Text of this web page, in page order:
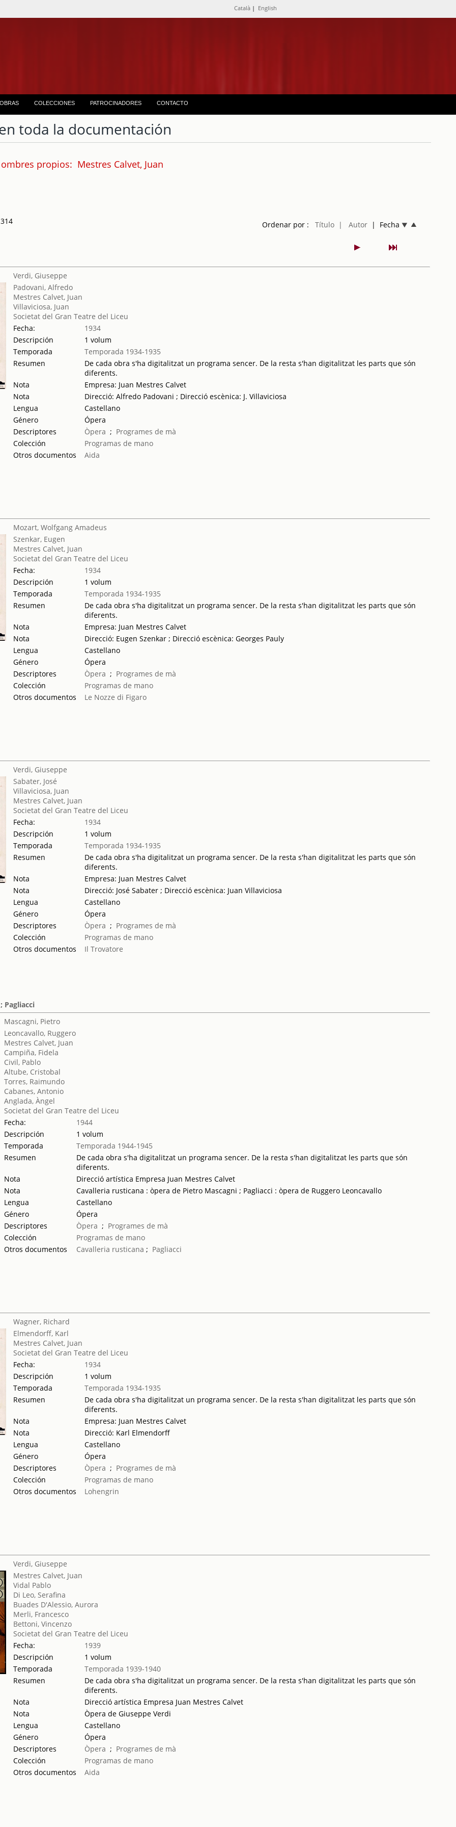
Català | English
OBRAS COLECCIONES PATROCINADORES CONTACTO
toda la documentación
propios: Mestres Calvet, Juan
Ordenar por : Título | Autor| Fecha
Verdi, Giuseppe
Padovani, Alfredo
Mestres Calvet, Juan
Villaviciosa, Juan
Societat del Gran Teatre del Liceu
Fecha:
1934
Descripción
1 volum
Temporada
Temporada 1934-1935
Resumen
De cada obra s'ha digitalitzat un programa sencer. De la resta s'han digitalitzat les parts que són
diferents.
Nota
Empresa: Juan Mestres Calvet
Nota
Direcció: Alfredo Padovani ; Direcció escènica: J. Villaviciosa
Lengua
Castellano
Género
Ópera
Descriptores
Òpera ; Programes de mà
Colección
Programas de mano
Otros documentos
Aida
Mozart, Wolfgang Amadeus
Szenkar, Eugen
Mestres Calvet, Juan
Societat del Gran Teatre del Liceu
Fecha:
1934
Descripción
1 volum
Temporada
Temporada 1934-1935
Resumen
De cada obra s'ha digitalitzat un programa sencer. De la resta s'han digitalitzat les parts que són
diferents.
Nota
Empresa: Juan Mestres Calvet
Nota
Direcció: Eugen Szenkar ; Direcció escènica: Georges Pauly
Lengua
Castellano
Género
Ópera
Descriptores
Òpera ; Programes de mà
Colección
Programas de mano
Otros documentos
Le Nozze di Figaro
Verdi, Giuseppe
Sabater, José
Villaviciosa, Juan
Mestres Calvet, Juan
Societat del Gran Teatre del Liceu
Fecha:
1934
Descripción
1 volum
Temporada
Temporada 1934-1935
Resumen
De cada obra s'ha digitalitzat un programa sencer. De la resta s'han digitalitzat les parts que són
diferents.
Nota
Empresa: Juan Mestres Calvet
Nota
Direcció: José Sabater ; Direcció escènica: Juan Villaviciosa
Lengua
Castellano
Género
Ópera
Descriptores
Òpera ; Programes de mà
Colección
Programas de mano
Otros documentos
Il Trovatore
Pagliacci
Mascagni, Pietro
Leoncavallo, Ruggero
Mestres Calvet, Juan
Campiña, Fidela
Civil, Pablo
Altube, Cristobal
Torres, Raimundo
Cabanes, Antonio
Anglada, Àngel
Societat del Gran Teatre del Liceu
Fecha:
1944
Descripción
1 volum
Temporada
Temporada 1944-1945
Resumen
De cada obra s'ha digitalitzat un programa sencer. De la resta s'han digitalitzat les parts que són
diferents.
Nota
Direcció artística Empresa Juan Mestres Calvet
Nota
Cavalleria rusticana : òpera de Pietro Mascagni ; Pagliacci : òpera de Ruggero Leoncavallo
Lengua
Castellano
Género
Ópera
Descriptores
Òpera ; Programes de mà
Colección
Programas de mano
Otros documentos
Cavalleria rusticana ; Pagliacci
Wagner, Richard
Elmendorff, Karl
Mestres Calvet, Juan
Societat del Gran Teatre del Liceu
Fecha:
1934
Descripción
1 volum
Temporada
Temporada 1934-1935
Resumen
De cada obra s'ha digitalitzat un programa sencer. De la resta s'han digitalitzat les parts que són
diferents.
Nota
Empresa: Juan Mestres Calvet
Nota
Direcció: Karl Elmendorff
Lengua
Castellano
Género
Ópera
Descriptores
Òpera ; Programes de mà
Colección
Programas de mano
Otros documentos
Lohengrin
Verdi, Giuseppe
Mestres Calvet, Juan
Vidal Pablo
Di Leo, Serafina
Buades D'Alessio, Aurora
Merli, Francesco
Bettoni, Vincenzo
Societat del Gran Teatre del Liceu
Fecha:
1939
Descripción
1 volum
Temporada
Temporada 1939-1940
Resumen
De cada obra s'ha digitalitzat un programa sencer. De la resta s'han digitalitzat les parts que són
diferents.
Nota
Direcció artística Empresa Juan Mestres Calvet
Nota
Òpera de Giuseppe Verdi
Lengua
Castellano
Género
Ópera
Descriptores
Òpera ; Programes de mà
Colección
Programas de mano
Otros documentos
Aida